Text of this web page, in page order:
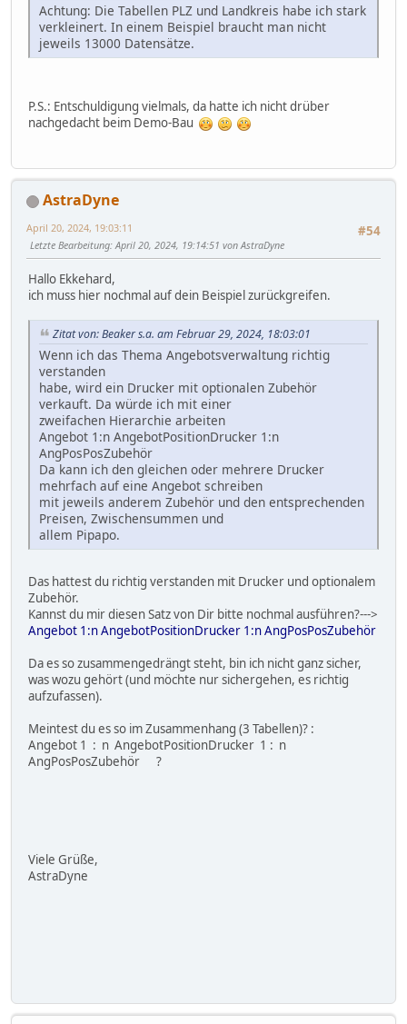
Achtung: Die Tabellen PLZ und Landkreis habe ich stark
verkleinert. In einem Beispiel braucht man nicht
jeweils 13000 Datensätze.
P.S.: Entschuldigung vielmals, da hatte ich nicht drüber
nachgedacht beim Demo-Bau
AstraDyne
#54
April 20, 2024, 19:03:11
Letzte Bearbeitung: April 20, 2024, 19:14:51 von AstraDyne
Hallo Ekkehard,
ich muss hier nochmal auf dein Beispiel zurückgreifen.
Zitat von: Beaker s.a. am Februar 29, 2024, 18:03:01
Wenn ich das Thema Angebotsverwaltung richtig
verstanden
habe, wird ein Drucker mit optionalen Zubehör
verkauft. Da würde ich mit einer
zweifachen Hierarchie arbeiten
Angebot 1:n AngebotPositionDrucker 1:n
AngPosPosZubehör
Da kann ich den gleichen oder mehrere Drucker
mehrfach auf eine Angebot schreiben
mit jeweils anderem Zubehör und den entsprechenden
Preisen, Zwischensummen und
allem Pipapo.
Das hattest du richtig verstanden mit Drucker und optionalem
Zubehör.
Kannst du mir diesen Satz von Dir bitte nochmal ausführen?--->
Angebot 1:n AngebotPositionDrucker 1:n AngPosPosZubehör
Da es so zusammengedrängt steht, bin ich nicht ganz sicher,
was wozu gehört (und möchte nur sichergehen, es richtig
aufzufassen).
Meintest du es so im Zusammenhang (3 Tabellen)? :
Angebot 1 : n AngebotPositionDrucker 1 : n
AngPosPosZubehör ?
Viele Grüße,
AstraDyne